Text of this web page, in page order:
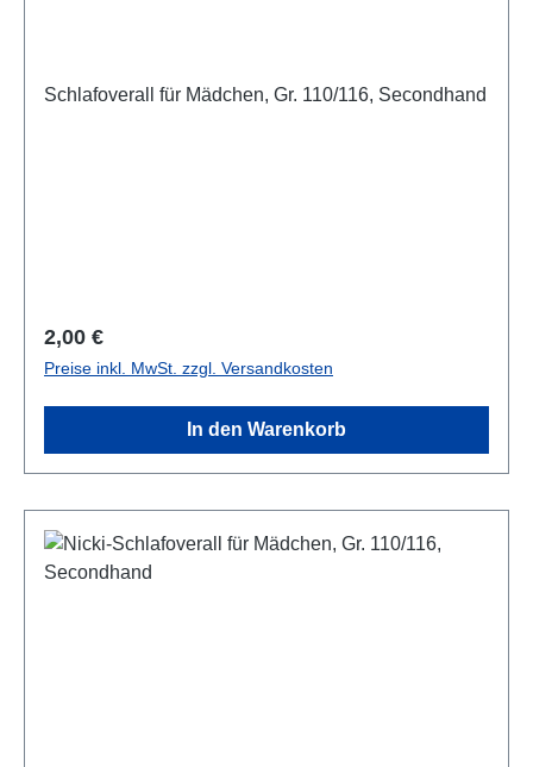
Schlafoverall für Mädchen, Gr. 110/116, Secondhand
Regulärer Preis:
2,00 €
Preise inkl. MwSt. zzgl. Versandkosten
In den Warenkorb